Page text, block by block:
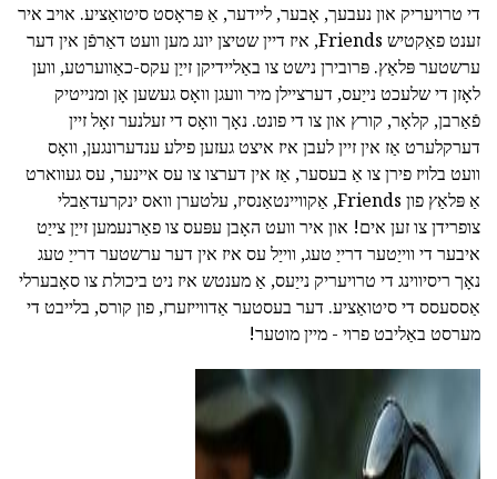
די טרויעריק און נעבעך, אָבער, ליידער, אַ פּראָסט סיטואַציע. אויב איר
זענט פאַקטיש Friends, איז דיין שטיצן יונג מען וועט דאַרפֿן אין דער
ערשטער פּלאַץ. פּרובירן נישט צו באַליידיקן זייַן עקס-כאַווערטע, ווען
לאָזן די שלעכט נייַעס, דערציילן מיר וועגן וואָס געשען אָן ומנייטיק
פֿאַרבן, קלאָר, קורץ און צו די פונט. נאָך וואָס די זעלנער זאָל זיין
דערקלערט אַז אין זיין לעבן איז איצט געזען פילע ענדערונגען, וואָס
וועט בלויז פירן צו אַ בעסער, אַז אין דערצו צו עס איינער, עס געווארט
אַ פּלאַץ פון Friends, אַקוויינטאַנסיז, עלטערן וואס ינקרעדאַבלי
צופרידן צו זען אים! און איר וועט האָבן עפּעס צו פאַרנעמען זייַן צייַט
איבער די ווייַטער דרייַ טעג, ווייַל עס איז אין דער ערשטער דרייַ טעג
נאָך ריסיווינג די טרויעריק נייַעס, אַ מענטש איז ניט ביכולת צו סאָבערלי
אַססעסס די סיטואַציע. דער בעסטער אַדווייזערז, פון קורס, בלייבט די
מערסט באַליבט פרוי - מיין מוטער!